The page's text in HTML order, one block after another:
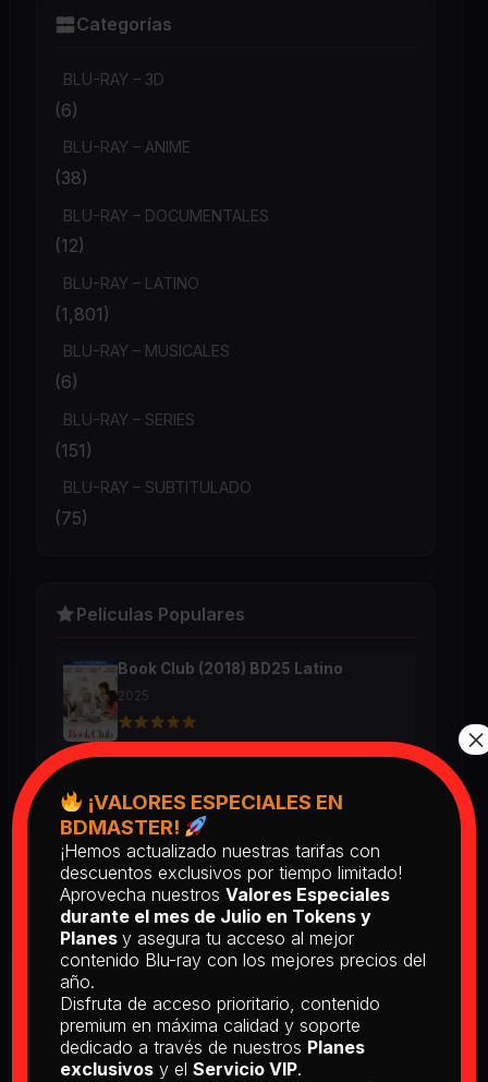
Categorías
BLU-RAY – 3D
(6)
BLU-RAY – ANIME
(38)
BLU-RAY – DOCUMENTALES
(12)
BLU-RAY – LATINO
(1,801)
BLU-RAY – MUSICALES
(6)
BLU-RAY – SERIES
(151)
BLU-RAY – SUBTITULADO
(75)
Películas Populares
Book Club (2018) BD25 Latino
2025
(1988) BD25 Latino
2025
[PEDIDO] The Man Who Fell to
Earth [Criterion Collection] (1976)
BD25 Subtitulado
2026
[PEDIDO] Boogie Nights (1997) BD25
Latino
¡VALORES ESPECIALES EN
BDMASTER!
¡Hemos actualizado nuestras tarifas con
descuentos exclusivos por tiempo limitado!
Aprovecha nuestros Valores Especiales
durante el mes de Julio en Tokens y
Planes y asegura tu acceso al mejor
contenido Blu-ray con los mejores precios del
año.
Disfruta de acceso prioritario, contenido
premium en máxima calidad y soporte
dedicado a través de nuestros Planes
exclusivos y el Servicio VIP.
×